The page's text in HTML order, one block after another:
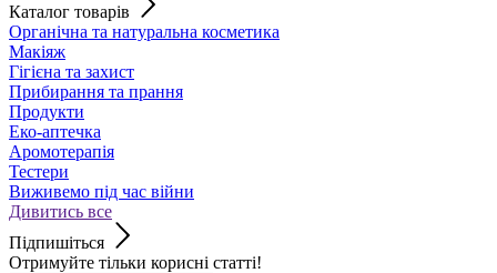
Каталог товарів
Органічна та натуральна косметика
Макіяж
Гігієна та захист
Прибирання та прання
Продукти
Еко-аптечка
Аромотерапія
Тестери
Виживемо під час війни
Дивитись все
Підпишіться
Отримуйте тільки корисні статті!